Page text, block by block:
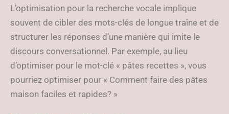
L’optimisation pour la recherche vocale implique
souvent de cibler des mots-clés de longue traîne et de
structurer les réponses d’une manière qui imite le
discours conversationnel. Par exemple, au lieu
d’optimiser pour le mot-clé « pâtes recettes », vous
pourriez optimiser pour « Comment faire des pâtes
maison faciles et rapides? »